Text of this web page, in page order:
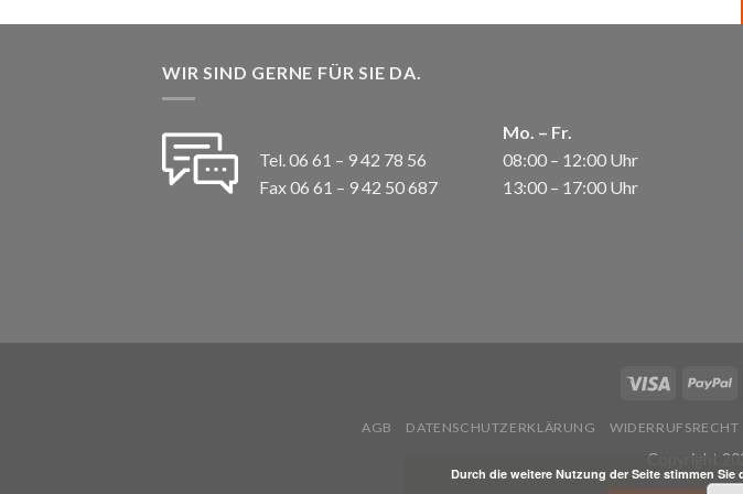
WIR SIND GERNE FÜR SIE DA.
Tel. 06 61 – 9 42 78 56
Fax 06 61 – 9 42 50 687
Mo. – Fr.
08:00 – 12:00 Uhr
13:00 – 17:00 Uhr
AGB DATENSCHUTZERKLÄRUNG WIDERRUFSRECHT
Copyright
Durch die weitere Nutzung der Seite stimmen Sie